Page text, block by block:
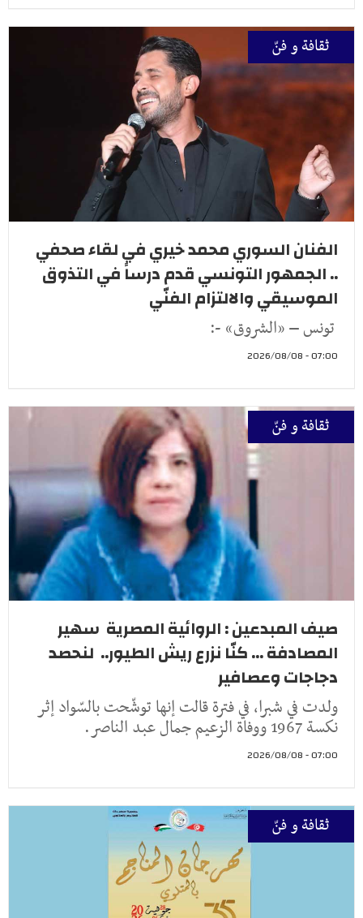
ثقافة و فنّ
الفنان السوري محمد خيري في لقاء صحفي
.. الجمهور التونسي قدم درساً في التذوق
الموسيقي والالتزام الفنّي
تونس – «الشروق» -:
07:00 - 2026/08/08
ثقافة و فنّ
صيف المبدعين : الروائية المصرية سهير
المصادفة ... كنّا نزرع ريش الطيور.. لنحصد
دجاجات وعصافير
ولدت في شبرا، في فترة قالت إنها توشّحت بالسّواد إثر
نكسة 1967 ووفاة الزعيم جمال عبد الناصر.
07:00 - 2026/08/08
ثقافة و فنّ